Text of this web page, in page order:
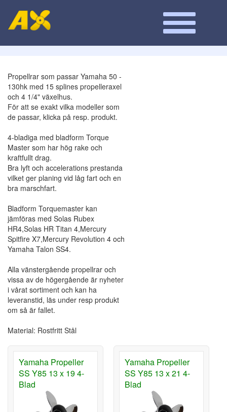
Propellrar som passar Yamaha 50 -
130hk med 15 splines propelleraxel
och 4 1/4" växelhus.
För att se exakt vilka modeller som
de passar, klicka på resp. produkt.
4-bladiga med bladform Torque
Master som har hög rake och
kraftfullt drag.
Bra lyft och accelerations prestanda
vilket ger planing vid låg fart och en
bra marschfart.
Bladform Torquemaster kan
jämföras med Solas Rubex
HR4,Solas HR Titan 4,Mercury
Spitfire X7,Mercury Revolution 4 och
Yamaha Talon SS4.
Alla vänstergående propellrar och
vissa av de högergående är nyheter
i vårat sortiment och kan ha
leveranstid, läs under resp produkt
om så är fallet.
Material: Rostfritt Stål
Yamaha Propeller
SS Y85 13 x 19 4-
Blad
Yamaha Propeller
SS Y85 13 x 21 4-
Blad